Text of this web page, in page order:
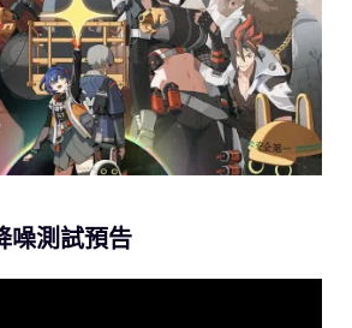
噪測試預告